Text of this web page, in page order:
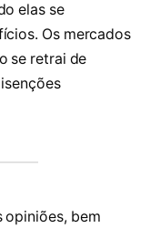
elas se
Os mercados
se retrai de
opiniões, bem